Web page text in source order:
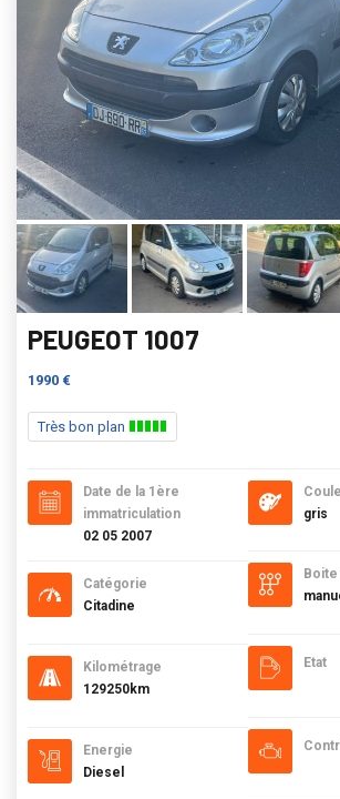
PEUGEOT 1007
1990 €
Très bon plan
Date de la 1ère
immatriculation
02 05 2007
Catégorie
Citadine
Kilométrage
129250km
Energie
Diesel
gris
Etat